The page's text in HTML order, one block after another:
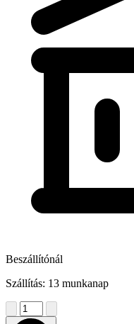
Beszállítónál
Szállítás: 13 munkanap